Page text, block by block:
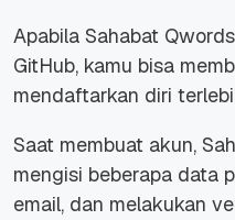
Apabila Sahabat
GitHub, kamu bisa
mendaftarkan diri
Saat membuat akun,
mengisi beberapa data
email, dan melakukan